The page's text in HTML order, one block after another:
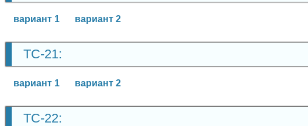
вариант 1 вариант 2
ТС-21:
вариант 1 вариант 2
ТС-22: